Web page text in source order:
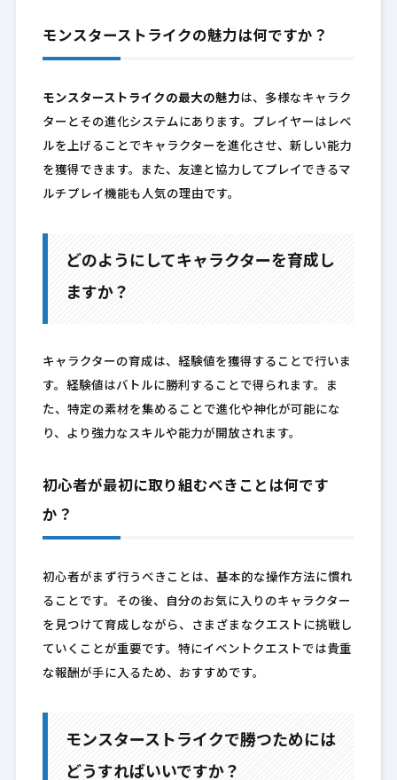
モンスターストライクの魅力は何ですか？
モンスターストライクの最大の魅力は、多様なキャラク
ターとその進化システムにあります。プレイヤーはレベ
ルを上げることでキャラクターを進化させ、新しい能力
を獲得できます。また、友達と協力してプレイできるマ
ルチプレイ機能も人気の理由です。
どのようにしてキャラクターを育成し
ますか？
キャラクターの育成は、経験値を獲得することで行いま
す。経験値はバトルに勝利することで得られます。ま
た、特定の素材を集めることで進化や神化が可能にな
り、より強力なスキルや能力が開放されます。
初心者が最初に取り組むべきことは何です
か？
初心者がまず行うべきことは、基本的な操作方法に慣れ
ることです。その後、自分のお気に入りのキャラクター
を見つけて育成しながら、さまざまなクエストに挑戦し
ていくことが重要です。特にイベントクエストでは貴重
な報酬が手に入るため、おすすめです。
モンスターストライクで勝つためには
どうすればいいですか？